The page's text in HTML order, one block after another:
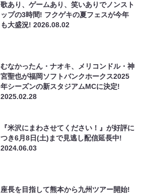
歌あり、ゲームあり、笑いありでノンスト
ップの3時間! フクゲキの夏フェスが今年
も大盛況!2026.08.02
むなかったん・ナオキ、メリコンドル・神
宮聖也が福岡ソフトバンクホークス2025
年シーズンの新スタジアムMCに決定!
2025.02.28
『米沢にまわさせてください！』が好評に
つき6月8日(土)まで見逃し配信延長中!
2024.06.03
座長を目指して熊本から九州ツアー開始!